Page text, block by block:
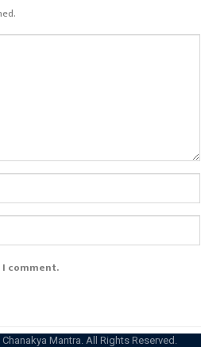
comment.
Mantra. All Rights Reserved.